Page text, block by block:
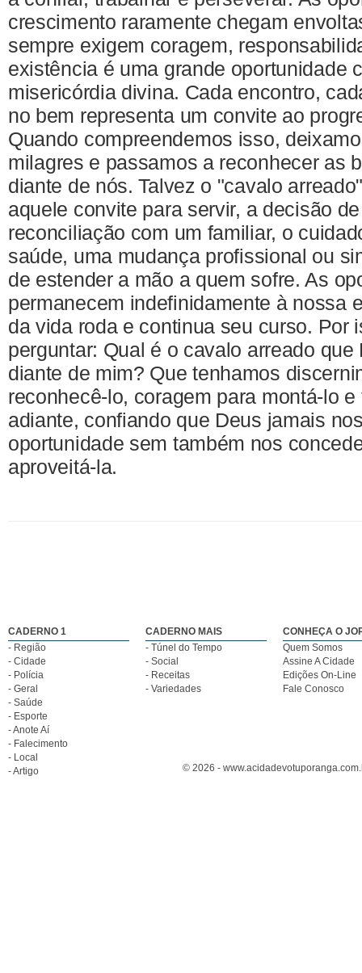
crescimento raramente chegam
sempre exigem coragem,
existência é uma grande oportunidade
misericórdia divina. Cada encontro,
no bem representa um convite ao
Quando compreendemos isso,
milagres e passamos a reconhecer as
diante de nós. Talvez o "cavalo
aquele convite para servir, a decisão
reconciliação com um familiar, o
saúde, uma mudança profissional ou
de estender a mão a quem sofre. As
permanecem indefinidamente à nossa
da vida roda e continua seu curso. Por
perguntar: Qual é o cavalo arreado
diante de mim? Que tenhamos
reconhecê-lo, coragem para montá-lo
adiante, confiando que Deus jamais
oportunidade sem também nos
aproveitá-la.
CADERNO 1
- Região
- Cidade
- Polícia
- Geral
- Saúde
- Esporte
- Anote Aí
- Falecimento
- Local
- Artigo
CADERNO MAIS
- Túnel do Tempo
- Social
- Receitas
- Variedades
CONHEÇA O
Quem Somos
Assine A Cidade
Edições On-Line
Fale Conosco
© 2026 -